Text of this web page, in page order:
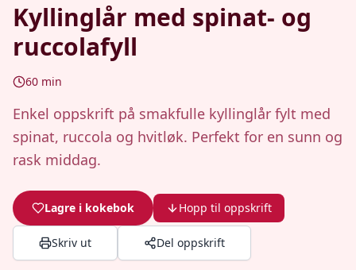
Kyllinglår med spinat- og
ruccolafyll
60 min
Enkel oppskrift på smakfulle kyllinglår fylt med
spinat, ruccola og hvitløk. Perfekt for en sunn og
rask middag.
Lagre i kokebok Hopp til oppskrift
Skriv ut Del oppskrift